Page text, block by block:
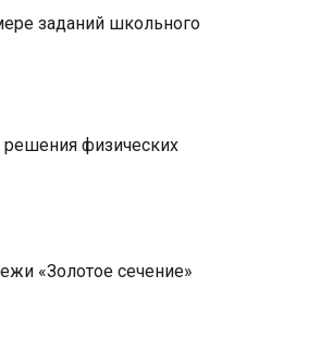
заданий школьного
решения физических
«Золотое сечение»